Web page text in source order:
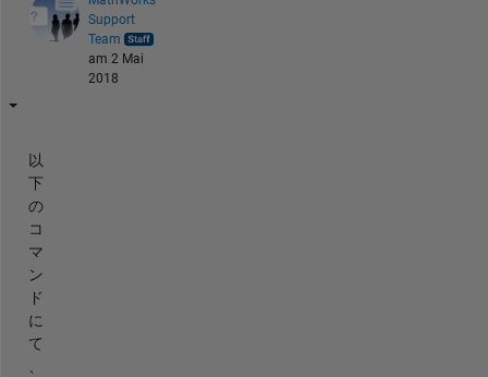
Support
Team
am 2 Mai
2018
以
下
の
コ
マ
ン
ド
に
て